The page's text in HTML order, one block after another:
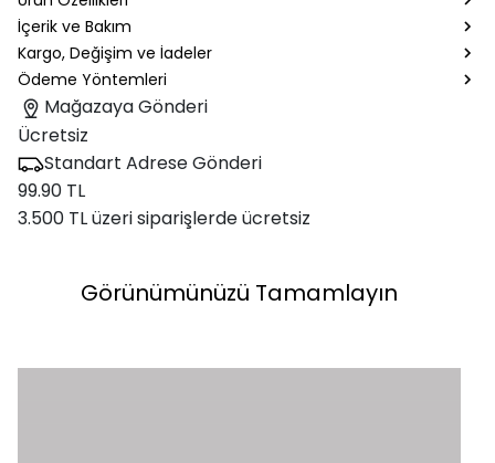
İçerik ve Bakım
Kargo, Değişim ve İadeler
Ödeme Yöntemleri
Mağazaya Gönderi
Ücretsiz
Standart Adrese Gönderi
99.90 TL
3.500 TL üzeri siparişlerde ücretsiz
Görünümünüzü Tamamlayın